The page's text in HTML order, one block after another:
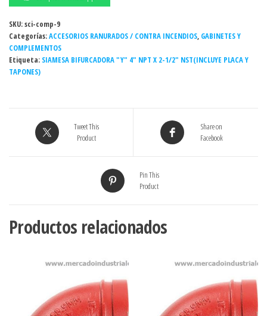
4"
NPT
X
2-
1/2"
NST(INCLUYE
TAPONES)
cantidad
SKU:sci-comp-9
Categorías:ACCESORIOS RANURADOS / CONTRA INCENDIOS, GABINETES Y
COMPLEMENTOS
Etiqueta: SIAMESA BIFURCADORA "Y" 4" NPT X 2-1/2" NST(INCLUYE PLACA Y
TAPONES)
Tweet This
Product
Share on
Facebook
Pin This
Product
Productos relacionados